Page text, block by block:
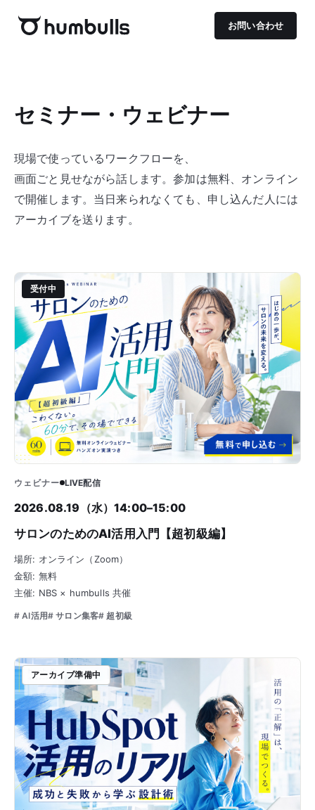
お問い合わせ
セミナー・ ウェビナー
現場で使っているワークフローを、
画面ごと見せながら話します。参加は無料、オンライン
で開催します。当日来られなくても、申し込んだ人には
アーカイブを送ります。
受付中
ウェビナー LIVE配信
2026.08.19（水）14:00–15:00
サロンのためのAI活用入門【超初級編】
場所: オンライン（Zoom）
金額: 無料
主催: NBS × humbulls 共催
# AI活用# サロン集客# 超初級
アーカイブ準備中